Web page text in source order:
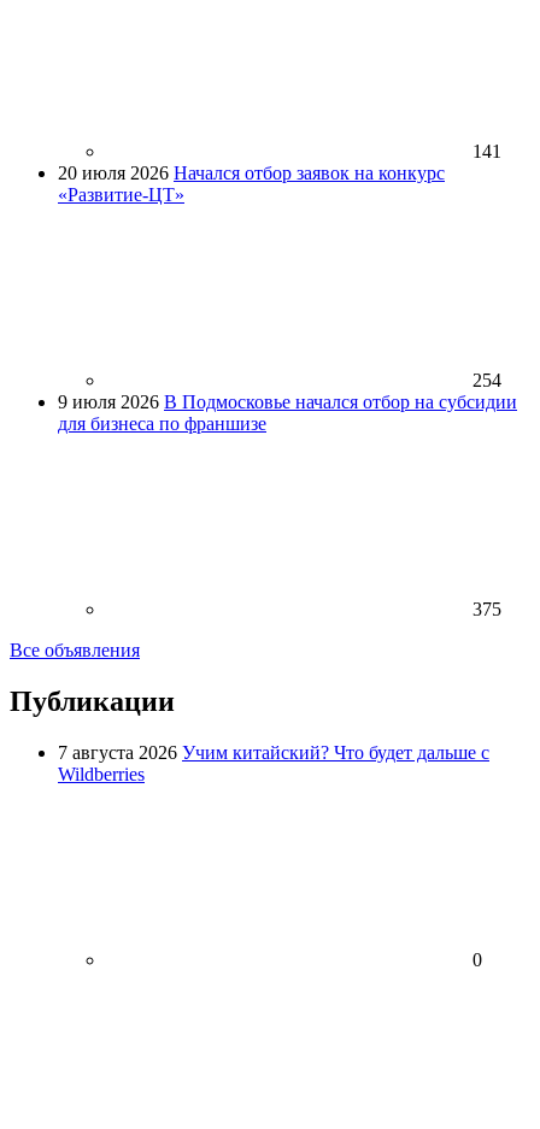
141
20 июля 2026 Начался отбор заявок на конкурс
«Развитие-ЦТ»
254
9 июля 2026 В Подмосковье начался отбор на субсидии
для бизнеса по франшизе
375
Все объявления
Публикации
7 августа 2026 Учим китайский? Что будет дальше с
Wildberries
0